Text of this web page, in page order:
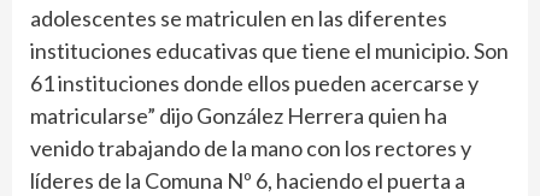
adolescentes se matriculen en las diferentes
instituciones educativas que tiene el municipio. Son
61 instituciones donde ellos pueden acercarse y
matricularse” dijo González Herrera quien ha
venido trabajando de la mano con los rectores y
líderes de la Comuna Nº 6, haciendo el puerta a